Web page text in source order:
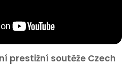
prestižní soutěže Czech